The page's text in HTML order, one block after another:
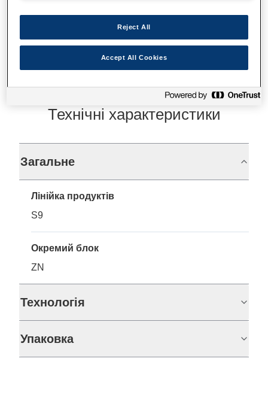
Де купити
Технічні характеристики
Загальне
Лінійка продуктів
S9
Окремий блок
ZN
Технологія
Упаковка
Reject All
Accept All Cookies